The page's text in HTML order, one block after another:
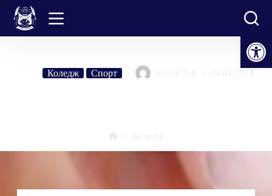
Відкрити Панель інструментів
Перейти
вмісту
Коледж Спорт КОЛЕДЖ 09.04.2024
Коледж